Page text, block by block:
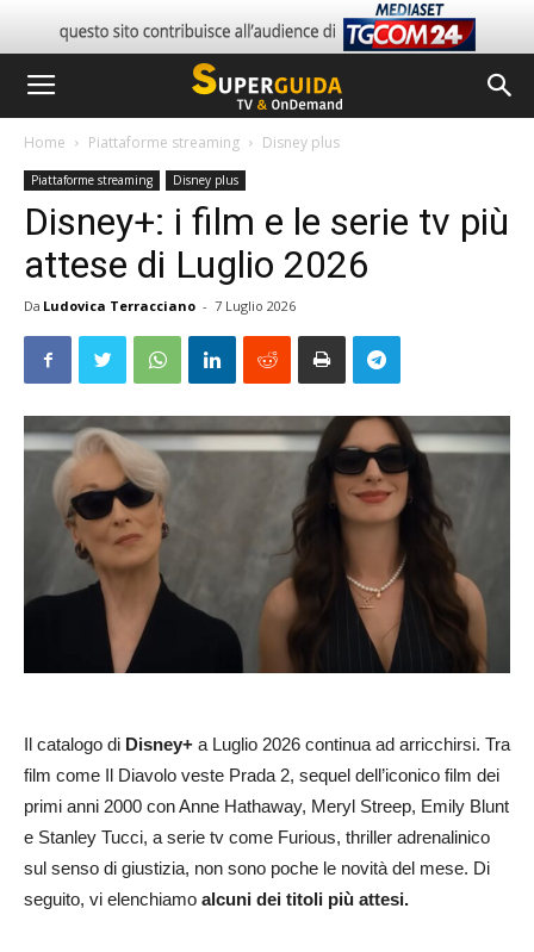
Home Piattaforme streaming Disney plus
Piattaforme streaming Disney plus
Disney+: i film e le serie tv più
attese di Luglio 2026
Da Ludovica Terracciano - 7 Luglio 2026
Il catalogo di Disney+ a Luglio 2026 continua ad arricchirsi. Tra
film come Il Diavolo veste Prada 2, sequel dell’iconico film dei
primi anni 2000 con Anne Hathaway, Meryl Streep, Emily Blunt
e Stanley Tucci, a serie tv come Furious, thriller adrenalinico
sul senso di giustizia, non sono poche le novità del mese. Di
seguito, vi elenchiamo alcuni dei titoli più attesi.